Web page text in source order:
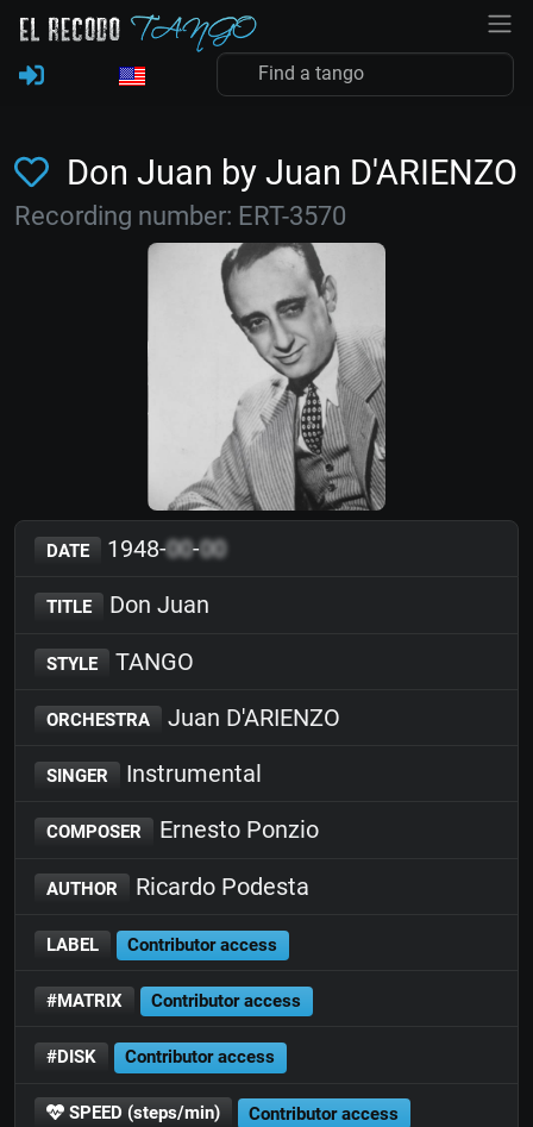
Don Juan by Juan D'ARIENZO
Recording number: ERT-3570
DATE 1948-00-00
TITLE Don Juan
STYLE TANGO
ORCHESTRA Juan D'ARIENZO
SINGER Instrumental
COMPOSER Ernesto Ponzio
AUTHOR Ricardo Podesta
LABEL Contributor access
#MATRIX Contributor access
#DISK Contributor access
SPEED (steps/min) Contributor access